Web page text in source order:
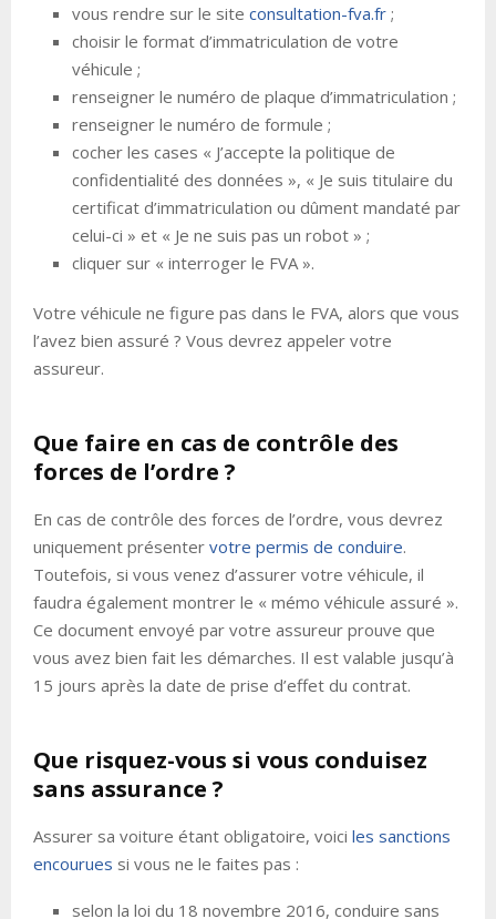
vous rendre sur le site consultation-fva.fr ;
choisir le format d’immatriculation de votre
véhicule ;
renseigner le numéro de plaque d’immatriculation ;
renseigner le numéro de formule ;
cocher les cases « J’accepte la politique de
confidentialité des données », « Je suis titulaire du
certificat d’immatriculation ou dûment mandaté par
celui-ci » et « Je ne suis pas un robot » ;
cliquer sur « interroger le FVA ».
Votre véhicule ne figure pas dans le FVA, alors que vous
l’avez bien assuré ? Vous devrez appeler votre
assureur.
Que faire en cas de contrôle des
forces de l’ordre ?
En cas de contrôle des forces de l’ordre, vous devrez
uniquement présenter votre permis de conduire.
Toutefois, si vous venez d’assurer votre véhicule, il
faudra également montrer le « mémo véhicule assuré ».
Ce document envoyé par votre assureur prouve que
vous avez bien fait les démarches. Il est valable jusqu’à
15 jours après la date de prise d’effet du contrat.
Que risquez-vous si vous conduisez
sans assurance ?
Assurer sa voiture étant obligatoire, voici les sanctions
encourues si vous ne le faites pas :
selon la loi du 18 novembre 2016, conduire sans